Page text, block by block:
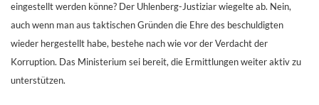
eingestellt werden könne? Der Uhlenberg-Justiziar wiegelte ab. Nein,
auch wenn man aus taktischen Gründen die Ehre des beschuldigten
wieder hergestellt habe, bestehe nach wie vor der Verdacht der
Korruption. Das Ministerium sei bereit, die Ermittlungen weiter aktiv zu
unterstützen.